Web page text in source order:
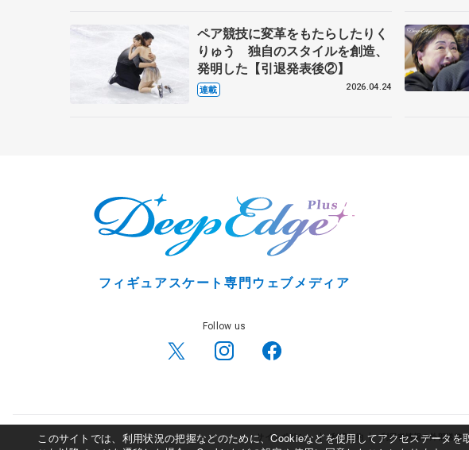
ペア競技に変革をもたらしたりく
りゅう 独自のスタイルを創造、
発明した【引退発表後②】
連載 2026.04.24
フィギュアスケート専門ウェブメディア
Follow us
サイトポリシー 利用規約 利用者情報の外部送信
このサイトでは、利用状況の把握などのために、Cookieなどを使用してアクセスデータを